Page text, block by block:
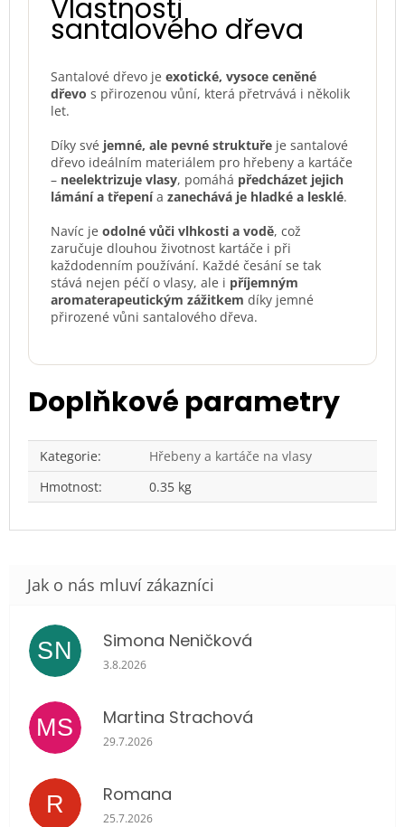
Vlastnosti
santalového dřeva
Santalové dřevo je exotické, vysoce ceněné
dřevo s přirozenou vůní, která přetrvává i několik
let.
Díky své jemné, ale pevné struktuře je santalové
dřevo ideálním materiálem pro hřebeny a kartáče
– neelektrizuje vlasy, pomáhá předcházet jejich
lámání a třepení a zanechává je hladké a lesklé.
Navíc je odolné vůči vlhkosti a vodě, což
zaručuje dlouhou životnost kartáče i při
každodenním používání. Každé česání se tak
stává nejen péčí o vlasy, ale i příjemným
aromaterapeutickým zážitkem díky jemné
přirozené vůni santalového dřeva.
Doplňkové parametry
Kategorie:
Hřebeny a kartáče na vlasy
Hmotnost: 0.35 kg
SN Simona Neničková
Hodnocení obchodu je 5 z 5 hvězdiček.
3.8.2026
MS Martina Strachová
Hodnocení obchodu je 5 z 5 hvězdiček.
29.7.2026
R Romana
Hodnocení obchodu je 5 z 5 hvězdiček.
25.7.2026